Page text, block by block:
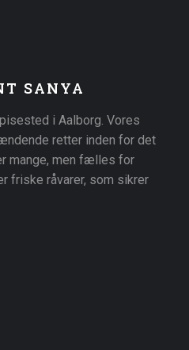
SANYA
i Aalborg. Vores
retter inden for det
mange, men fælles for
friske råvarer, som sikrer